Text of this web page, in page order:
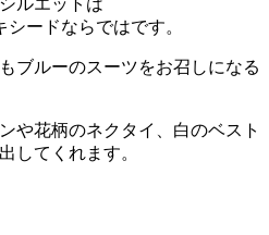
ードならではです。
ブルーのスーツをお召しになる
や花柄のネクタイ、白のベスト
してくれます。